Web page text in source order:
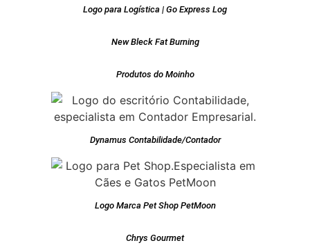
Logo para Logística | Go Express Log
New Bleck Fat Burning
Produtos do Moinho
Dynamus Contabilidade/Contador
Logo Marca Pet Shop PetMoon
Chrys Gourmet